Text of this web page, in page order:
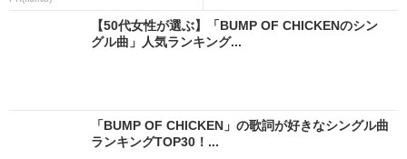
【50代女性が選ぶ】「BUMP OF CHICKENのシン
グル曲」人気ランキング...
「BUMP OF CHICKEN」の歌詞が好きなシングル曲
ランキングTOP30！...